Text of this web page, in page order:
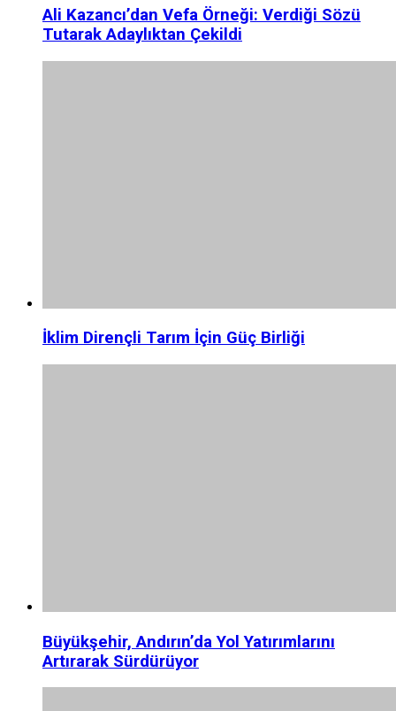
Ali Kazancı’dan Vefa Örneği: Verdiği Sözü
Tutarak Adaylıktan Çekildi
İklim Dirençli Tarım İçin Güç Birliği
Büyükşehir, Andırın’da Yol Yatırımlarını
Artırarak Sürdürüyor